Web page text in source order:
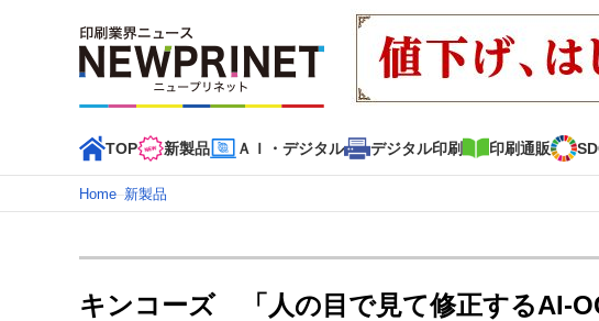
TOP 新製品 ＡＩ・デジタル デジタル印刷 印刷通販
インデックス
TOP 新着記事 特集記事 動画コンテンツ インタビ
カテゴリー一覧
Home–新製品
キンコーズ 「人の目で見て修正するAI-